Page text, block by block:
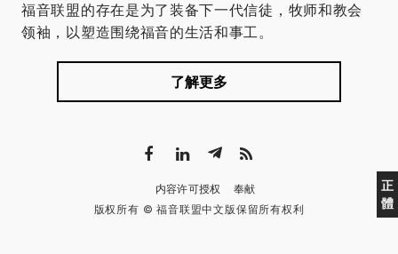
正
體
福音联盟的存在是为了装备下一代信徒，牧师和教会
领袖，以塑造围绕福音的生活和事工。
了解更多
内容许可授权
奉献
版权所有 © 福音联盟中文版保留所有权利